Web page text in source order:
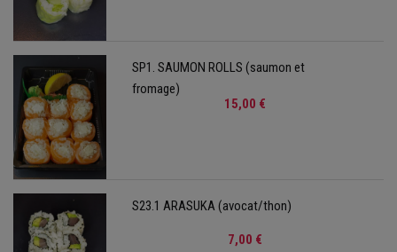
SP1. SAUMON ROLLS (saumon et
fromage)
15,00 €
S23.1 ARASUKA (avocat/thon)
7,00 €